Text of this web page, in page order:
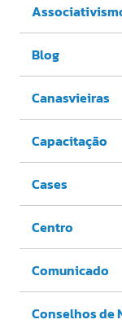
Blog
Canasvieiras
Capacitação
Cases
Centro
Comunicado
Conselhos de